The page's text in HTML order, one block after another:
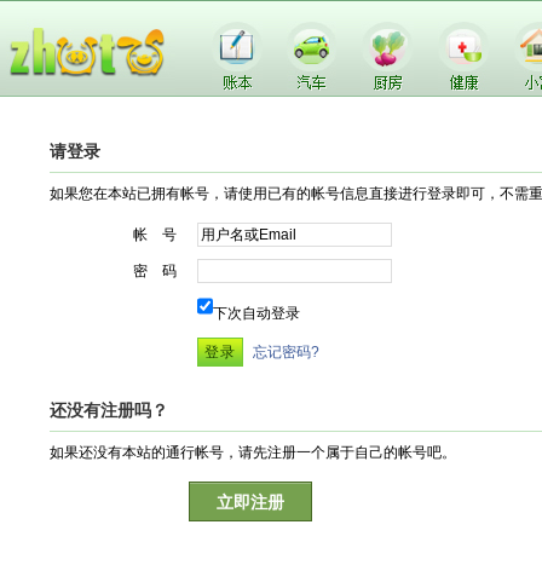
请登录
如果您在本站已拥有帐号，请使用已有的帐号信息直接进行登录即可，不需
帐 号
密 码
下次自动登录
忘记密码?
还没有注册吗？
如果还没有本站的通行帐号，请先注册一个属于自己的帐号吧。
立即注册